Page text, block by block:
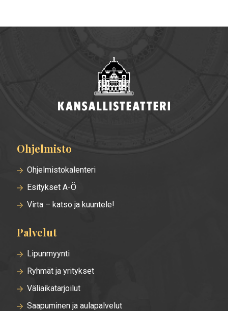
Alatunnisteen
valikko
Ohjelmisto
Ohjelmistokalenteri
Esitykset A-Ö
Virta – katso ja kuuntele!
Palvelut
Lipunmyynti
Ryhmät ja yritykset
Väliaikatarjoilut
Saapuminen ja aulapalvelut